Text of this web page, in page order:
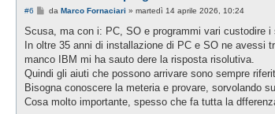
#6
M
s
a
g
i
o
da Marco Fornaciari » martedì 14 aprile 2026, 10:24
Scusa, ma con i: PC, SO e programmi vari custodire i
In oltre 35 anni di installazione di PC e SO ne avessi
manco IBM mi ha sauto dere la risposta risolutiva.
Quindi gli aiuti che possono arrivare sono sempre
Bisogna conoscere la meteria e provare, sorvolando
Cosa molto importante, spesso che fa tutta la